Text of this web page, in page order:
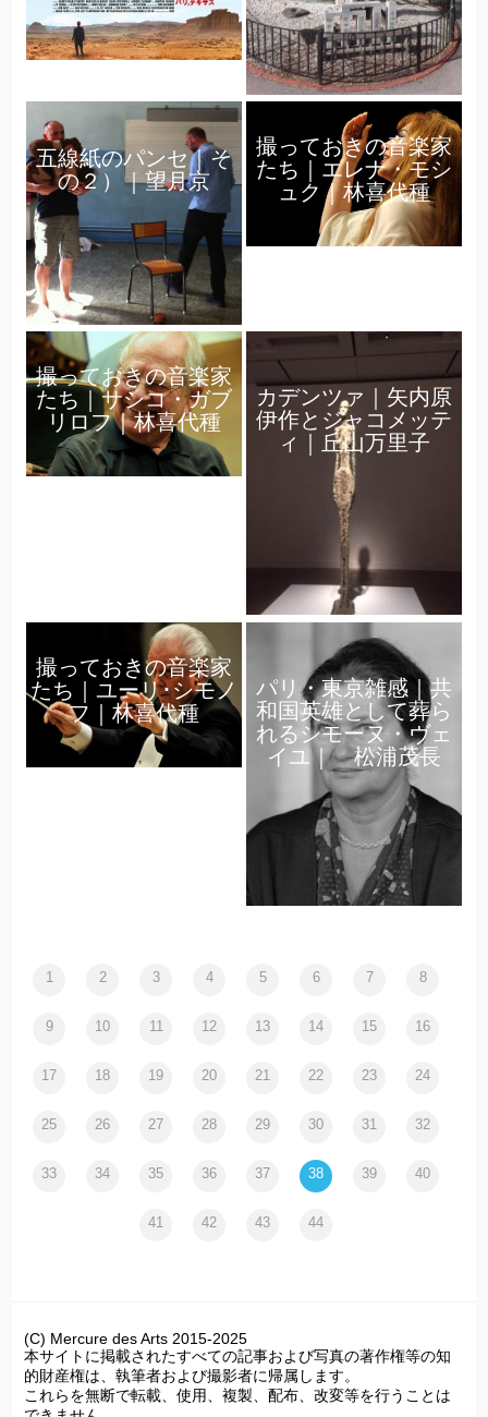
五線紙のパンセ｜そ
の２）｜望月京
撮っておきの音楽家
たち｜エレナ・モシ
ュク｜林喜代種
撮っておきの音楽家
たち｜サシコ・ガブ
リロフ｜林喜代種
カデンツァ｜矢内原
伊作とジャコメッテ
ィ｜丘山万里子
撮っておきの音楽家
たち｜ユーリ･シモノ
フ｜林喜代種
パリ・東京雑感｜共
和国英雄として葬ら
れるシモーヌ・ヴェ
イユ｜ 松浦茂長
1 2 3 4 5 6 7 8
9 10 11 12 13 14 15 16
17 18 19 20 21 22 23 24
25 26 27 28 29 30 31 32
33 34 35 36 37 38 39 40
41 42 43 44
(C) Mercure des Arts 2015-2025
本サイトに掲載されたすべての記事および写真の著作権等の知
的財産権は、執筆者および撮影者に帰属します。
これらを無断で転載、使用、複製、配布、改変等を行うことは